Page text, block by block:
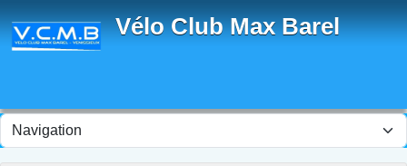
Vélo Club Max Barel